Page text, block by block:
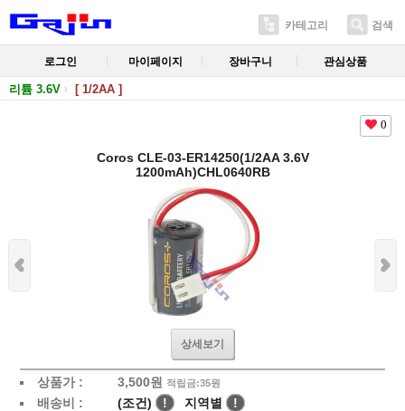
카테고리 검색
로그인 마이페이지 장바구니 관심상품
리튬 3.6V [ 1/2AA ]
0
Coros CLE-03-ER14250(1/2AA 3.6V
1200mAh)CHL0640RB
상세보기
상품가 : 3,500원 적립금:35원
배송비 : (조건) ! 지역별
!